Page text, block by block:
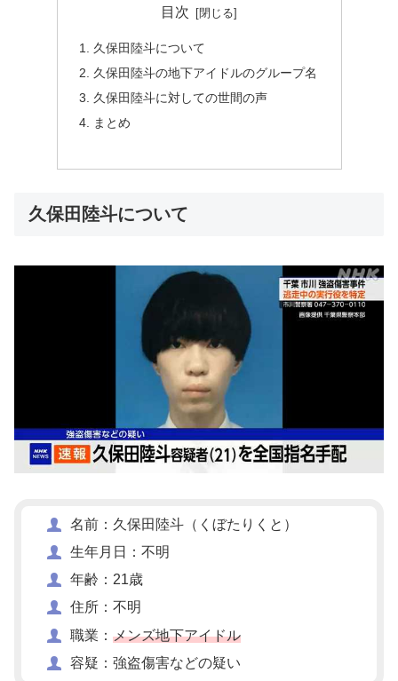
目次
久保田陸斗について
久保田陸斗の地下アイドルのグループ名
久保田陸斗に対しての世間の声
まとめ
久保田陸斗について
名前：久保田陸斗（くぼたりくと）
生年月日：不明
年齢：21歳
住所：不明
職業： メンズ地下アイドル
容疑：強盗傷害などの疑い